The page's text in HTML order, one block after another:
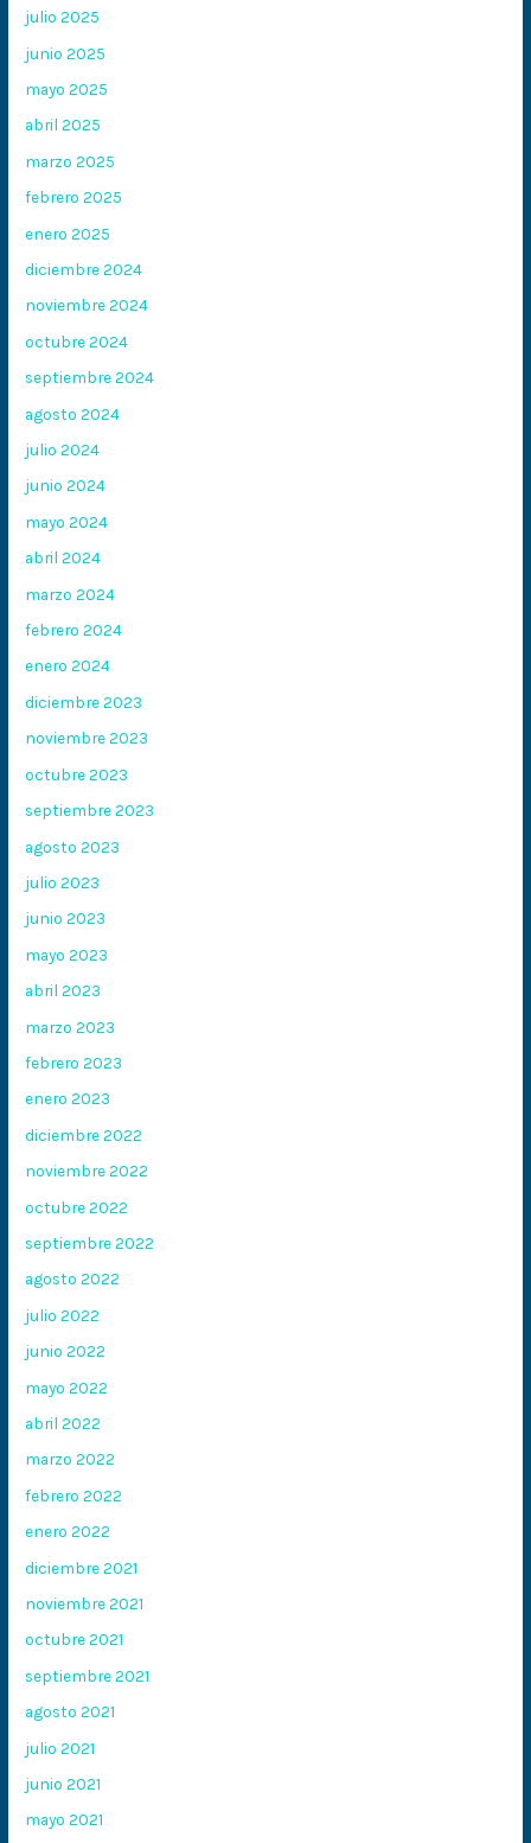
julio 2025
junio 2025
mayo 2025
abril 2025
marzo 2025
febrero 2025
enero 2025
diciembre 2024
noviembre 2024
octubre 2024
septiembre 2024
agosto 2024
julio 2024
junio 2024
mayo 2024
abril 2024
marzo 2024
febrero 2024
enero 2024
diciembre 2023
noviembre 2023
octubre 2023
septiembre 2023
agosto 2023
julio 2023
junio 2023
mayo 2023
abril 2023
marzo 2023
febrero 2023
enero 2023
diciembre 2022
noviembre 2022
octubre 2022
septiembre 2022
agosto 2022
julio 2022
junio 2022
mayo 2022
abril 2022
marzo 2022
febrero 2022
enero 2022
diciembre 2021
noviembre 2021
octubre 2021
septiembre 2021
agosto 2021
julio 2021
junio 2021
mayo 2021